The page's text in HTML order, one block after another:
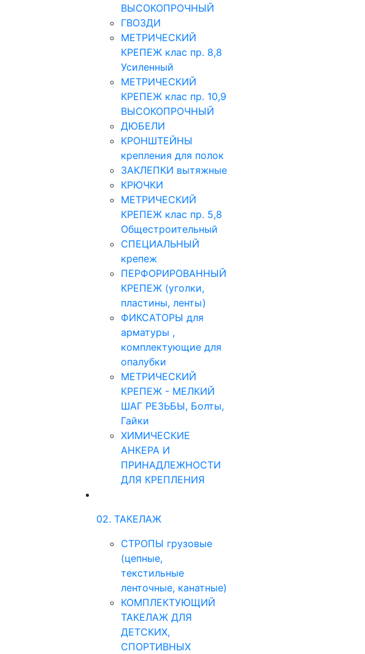
ВЫСОКОПРОЧНЫЙ
ГВОЗДИ
МЕТРИЧЕСКИЙ
КРЕПЕЖ клас пр. 8,8
Усиленный
МЕТРИЧЕСКИЙ
КРЕПЕЖ клас пр. 10,9
ВЫСОКОПРОЧНЫЙ
ДЮБЕЛИ
КРОНШТЕЙНЫ
крепления для полок
ЗАКЛЕПКИ вытяжные
КРЮЧКИ
МЕТРИЧЕСКИЙ
КРЕПЕЖ клас пр. 5,8
Общестроительный
СПЕЦИАЛЬНЫЙ
крепеж
ПЕРФОРИРОВАННЫЙ
КРЕПЕЖ (уголки,
пластины, ленты)
ФИКСАТОРЫ для
арматуры ,
комплектующие для
опалубки
МЕТРИЧЕСКИЙ
КРЕПЕЖ - МЕЛКИЙ
ШАГ РЕЗЬБЫ, Болты,
Гайки
ХИМИЧЕСКИЕ
АНКЕРА И
ПРИНАДЛЕЖНОСТИ
ДЛЯ КРЕПЛЕНИЯ
02. ТАКЕЛАЖ
СТРОПЫ грузовые
(цепные,
текстильные
ленточные, канатные)
КОМПЛЕКТУЮЩИЙ
ТАКЕЛАЖ ДЛЯ
ДЕТСКИХ,
СПОРТИВНЫХ